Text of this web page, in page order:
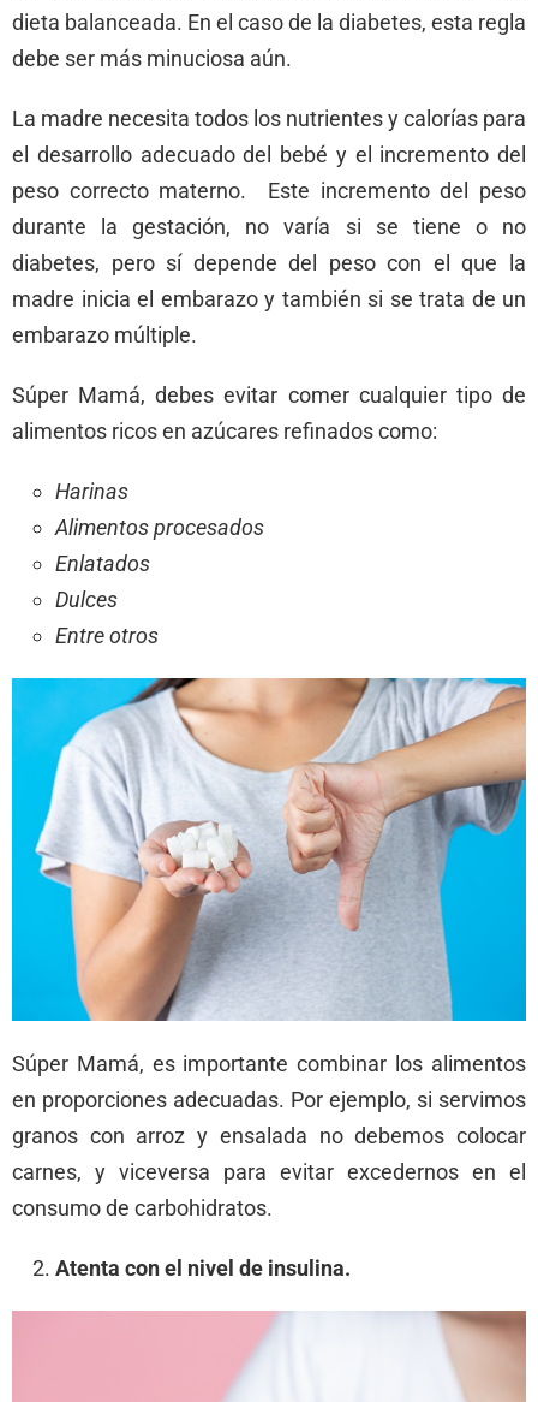
dieta balanceada. En el caso de la diabetes, esta regla
debe ser más minuciosa aún.
La madre necesita todos los nutrientes y calorías para
el desarrollo adecuado del bebé y el incremento del
peso correcto materno. Este incremento del peso
durante la gestación, no varía si se tiene o no
diabetes, pero sí depende del peso con el que la
madre inicia el embarazo y también si se trata de un
embarazo múltiple.
Súper Mamá, debes evitar comer cualquier tipo de
alimentos ricos en azúcares refinados como:
Harinas
Alimentos procesados
Enlatados
Dulces
Entre otros
Súper Mamá, es importante combinar los alimentos
en proporciones adecuadas. Por ejemplo, si servimos
granos con arroz y ensalada no debemos colocar
carnes, y viceversa para evitar excedernos en el
consumo de carbohidratos.
Atenta con el nivel de insulina.